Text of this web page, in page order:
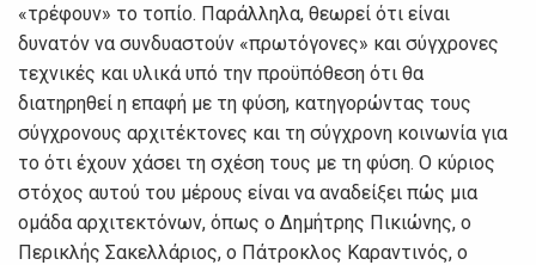
«τρέφουν» το τοπίο. Παράλληλα, θεωρεί ότι είναι
δυνατόν να συνδυαστούν «πρωτόγονες» και σύγχρονες
τεχνικές και υλικά υπό την προϋπόθεση ότι θα
διατηρηθεί η επαφή με τη φύση, κατηγορώντας τους
σύγχρονους αρχιτέκτονες και τη σύγχρονη κοινωνία για
το ότι έχουν χάσει τη σχέση τους με τη φύση. Ο κύριος
στόχος αυτού του μέρους είναι να αναδείξει πώς μια
ομάδα αρχιτεκτόνων, όπως ο Δημήτρης Πικιώνης, ο
Περικλής Σακελλάριος, ο Πάτροκλος Καραντινός, ο